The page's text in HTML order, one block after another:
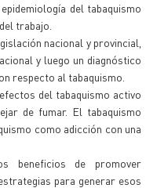
del tabaquismo
trabajo.
nacional y provincial,
y luego un diagnóstico
respecto al tabaquismo.
del tabaquismo activo
de fumar. El tabaquismo
como adicción con una
beneficios de promover
para generar esos